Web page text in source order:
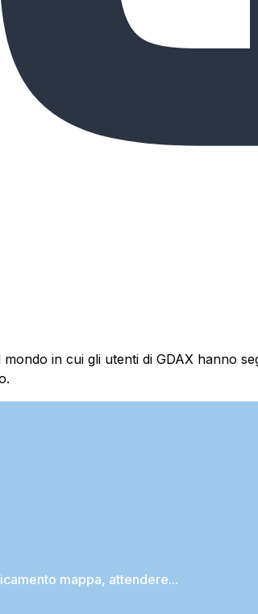
in cui gli utenti di GDAX hanno
mappa, attendere...